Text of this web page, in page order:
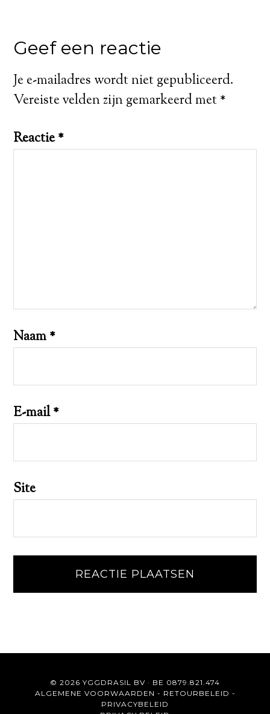
Geef een reactie
Je e-mailadres wordt niet gepubliceerd.
Vereiste velden zijn gemarkeerd met*
Reactie*
Naam*
E-mail*
Site
© 2026 YGGDRASIL BV · BE 0879.821.474
ALGEMENE VOORWAARDEN - RETOURBELEID -
PRIVACYBELEID